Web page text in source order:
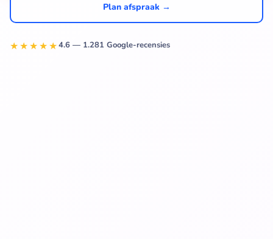
Plan afspraak →
★★★★★4.6 — 1.281 Google-recensies